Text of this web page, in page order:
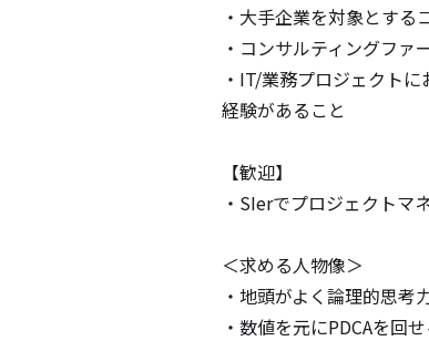
・大手企業を対象とする
・コンサルティングフ
・IT/業務プロジェクト
経験があること
【歓迎】
・SIerでプロジェクトマ
＜求める人物像＞
・地頭がよく論理的思考
・数値を元にPDCAを回